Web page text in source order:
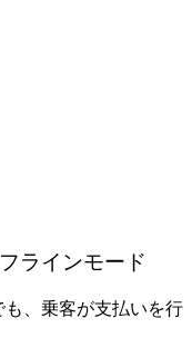
ラインモード
、乗客が支払いを行